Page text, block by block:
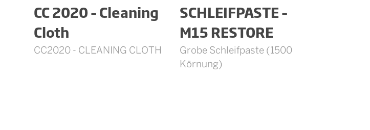
CC 2020 – Cleaning
Cloth
CC2020 - CLEANING CLOTH
SCHLEIFPASTE –
M15 RESTORE
Grobe Schleifpaste (1500
Körnung)